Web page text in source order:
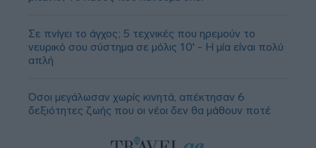
Σε πνίγει το άγχος; 5 τεχνικές που ηρεμούν το
νευρικό σου σύστημα σε μόλις 10' - Η μία είναι πολύ
απλή
Όσοι μεγάλωσαν χωρίς κινητά, απέκτησαν 6
δεξιότητες ζωής που οι νέοι δεν θα μάθουν ποτέ